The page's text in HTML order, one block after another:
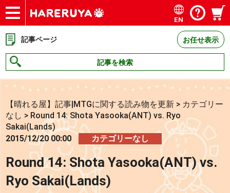
ショップ
買取
記事
デッキ検索
デッキ構築
選手一覧
店舗一覧
イベント
お問い合わせ
EN
記事ページ お任せ表示
記事を検索
【晴れる屋】記事|MTGに関する読み物を更新 > カテゴリー
なし > Round 14: Shota Yasooka(ANT) vs. Ryo
Sakai(Lands)
2015/12/20 00:00
カテゴリーなし
Round 14: Shota Yasooka(ANT) vs.
Ryo Sakai(Lands)